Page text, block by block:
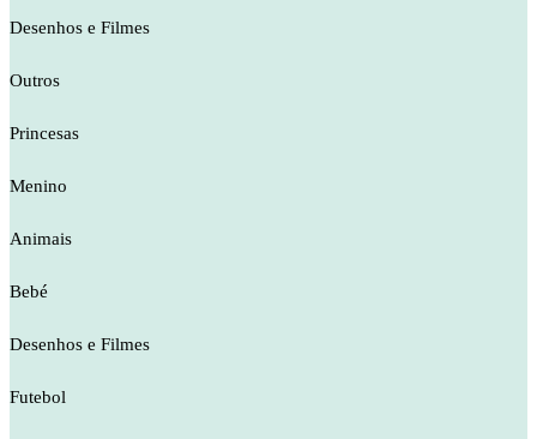
Desenhos e Filmes
Outros
Princesas
Menino
Animais
Bebé
Desenhos e Filmes
Futebol